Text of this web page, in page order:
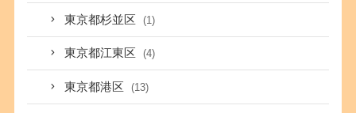
東京都杉並区 (1)
東京都江東区 (4)
東京都港区 (13)